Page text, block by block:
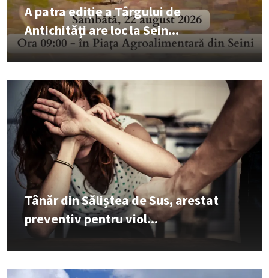
A patra ediție a Târgului de
Antichități are loc la Sein...
Tânăr din Săliștea de Sus, arestat
preventiv pentru viol...